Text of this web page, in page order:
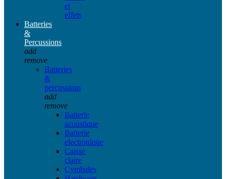
et
effets
Batteries
&
Percussions
add
remove
Batteries
&
percussions
add
remove
Batterie
acoustique
Batterie
electronique
Caisse
claire
Cymbales